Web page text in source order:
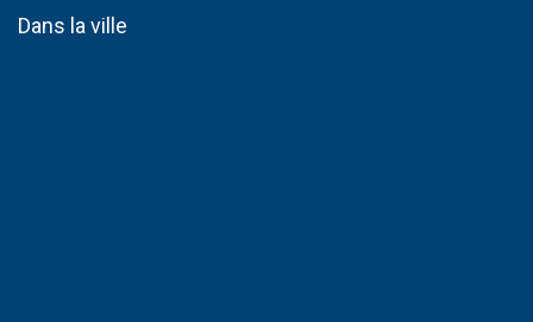
Dans la ville